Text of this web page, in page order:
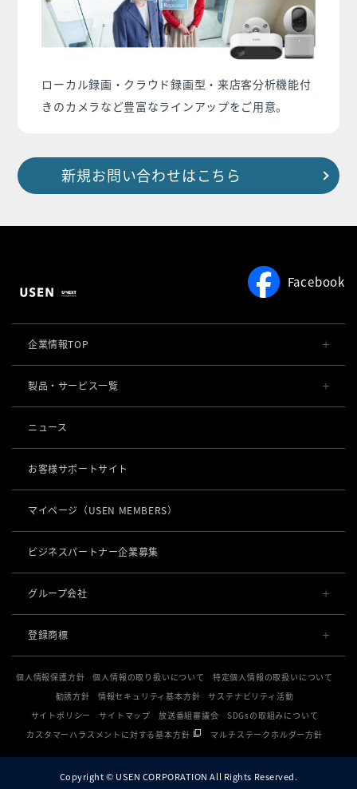
ローカル録画・クラウド録画型・来店客分析機能付
きのカメラなど豊富なラインアップをご用意。
新規お問い合わせはこちら
Facebook
企業情報TOP
会社概要・役員一覧
社長メッセージ
事業所一覧
店舗DX
サスティナビリティ
採用情報
製品・サービス一覧
POSレジ 他
USENセルフレジ
USENレジTAB STORE
勤怠管理「USEN スタッフシフト」
オーダーシステム
USEN ハンディ
USEN Mobile Order
USEN Tablet Order
USEN Order & Pay
キャッシュレス決済
USEN PAY
USEN PAY
USEN PAY ENTRY
USEN PAY QR
ロボティクス
KettyBot Pro（配膳）
BellaBot Pro（配膳）
PUDU CC1（清掃）
KLEENBOT C30（清掃）
USEN SMART RESERVE
ヒトサラ
SAVOR JAPAN
アプリンク
サロン向け予約システム
「USEN RESERVE BEAUTY」
USEN MUSIC Entertainment
OTORAKU -音・楽-
CM録音機能つきBGM
海外店舗BGM
通信
USEN AIR UNLIMITED
USEN AIR
USEN Wi-Fi
電話
USEN PHONE
防犯カメラ
サイネージ
導入事例
ニュース
お客様サポートサイト
マイページ （USEN MEMBERS）
ビジネスパートナー企業募集
グループ会社
USEN & U-NEXT GROUP
株式会社 U-NEXT HOLDINGS
登録商標
登録第７０２６８８０号
登録第６６５８３１３号
登録第６６１８６０３号
登録第６３８６７４６号
登録第５９８９７００号
個人情報保護方針 個人情報の取り扱いについて
特定個人情報の取扱いについて
勧誘方針
情報セキュリティ基本方針
サステナビリティ活動
サイトポリシー
サイトマップ 放送番組審議会
SDGsの取組みについて
カスタマーハラスメントに対する基本方針
マルチステークホルダー方針
Copyright © USEN CORPORATION All Rights Reserved.